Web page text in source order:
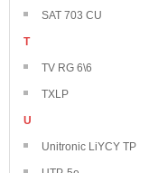
SAT 703 CU
T
TV RG 6\6
TXLP
U
Unitronic LiYCY TP